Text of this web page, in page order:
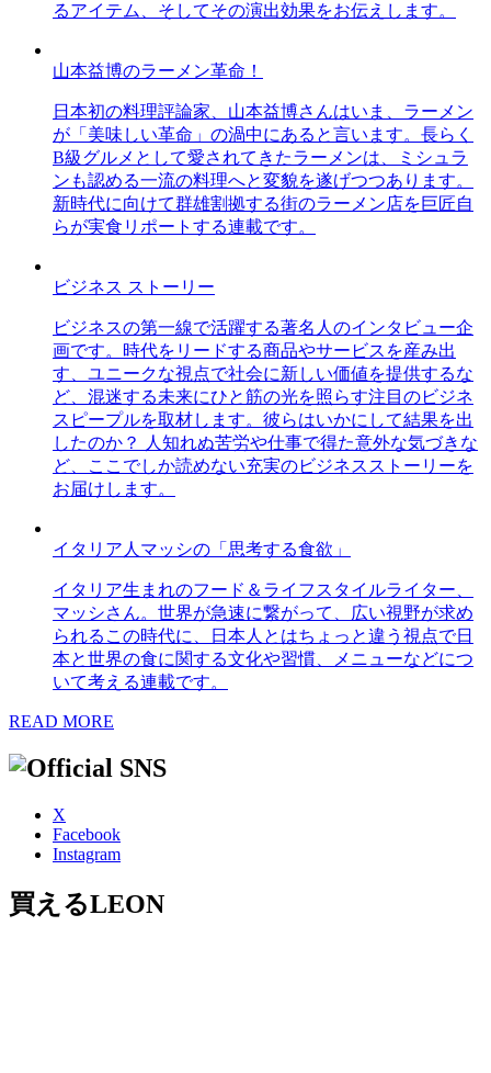
るアイテム、そしてその演出効果をお伝えします。
山本益博のラーメン革命！
日本初の料理評論家、山本益博さんはいま、ラーメン
が「美味しい革命」の渦中にあると言います。長らく
B級グルメとして愛されてきたラーメンは、ミシュラ
ンも認める一流の料理へと変貌を遂げつつあります。
新時代に向けて群雄割拠する街のラーメン店を巨匠自
らが実食リポートする連載です。
ビジネス ストーリー
ビジネスの第一線で活躍する著名人のインタビュー企
画です。時代をリードする商品やサービスを産み出
す、ユニークな視点で社会に新しい価値を提供するな
ど、混迷する未来にひと筋の光を照らす注目のビジネ
スピープルを取材します。彼らはいかにして結果を出
したのか？ 人知れぬ苦労や仕事で得た意外な気づきな
ど、ここでしか読めない充実のビジネスストーリーを
お届けします。
イタリア人マッシの「思考する食欲」
イタリア生まれのフード＆ライフスタイルライター、
マッシさん。世界が急速に繋がって、広い視野が求め
られるこの時代に、日本人とはちょっと違う視点で日
本と世界の食に関する文化や習慣、メニューなどにつ
いて考える連載です。
READ MORE
X
Facebook
Instagram
買えるLEON